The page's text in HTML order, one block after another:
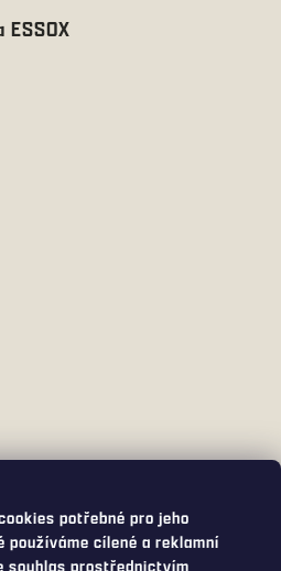
potřebné pro jeho
používáme cílené a reklamní
souhlas prostřednictvím